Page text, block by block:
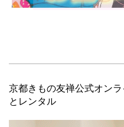
京都きもの友禅公式オン
とレンタル